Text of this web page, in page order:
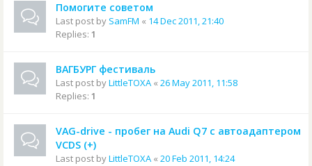
Помогите советом
Last post by SamFM « 14 Dec 2011, 21:40
Replies: 1
ВАГБУРГ фестиваль
Last post byLittleTOXA « 26 May 2011, 11:58
Replies: 1
VAG-drive - пробег на Audi Q7 с автоадаптером
VCDS (+)
Last post byLittleTOXA « 20 Feb 2011, 14:24